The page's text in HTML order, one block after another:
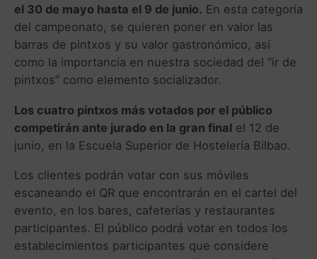
el 30 de mayo hasta el 9 de junio. En esta categoría
del campeonato, se quieren poner en valor las
barras de pintxos y su valor gastronómico, así
como la importancia en nuestra sociedad del “ir de
pintxos” como elemento socializador.
Los cuatro pintxos más votados por el público
competirán ante jurado en la gran final el 12 de
junio, en la Escuela Superior de Hostelería Bilbao.
Los clientes podrán votar con sus móviles
escaneando el QR que encontrarán en el cartel del
evento, en los bares, cafeterías y restaurantes
participantes. El público podrá votar en todos los
establecimientos participantes que considere